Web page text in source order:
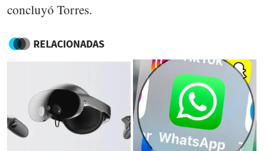
concluyó Torres.
RELACIONADAS